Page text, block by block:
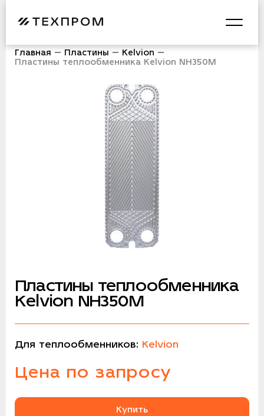
Главная Пластины
Kelvion
Пластины теплообменника Kelvion NH350M
Пластины теплообменника
Kelvion NH350M
Для теплообменников: Kelvion
Цена по запросу
Купить